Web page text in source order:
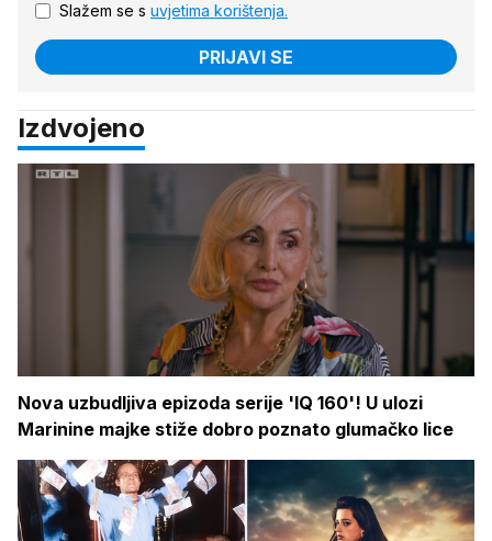
Slažem se s uvjetima korištenja.
PRIJAVI SE
Izdvojeno
Nova uzbudljiva epizoda serije 'IQ 160'! U ulozi
Marinine majke stiže dobro poznato glumačko lice